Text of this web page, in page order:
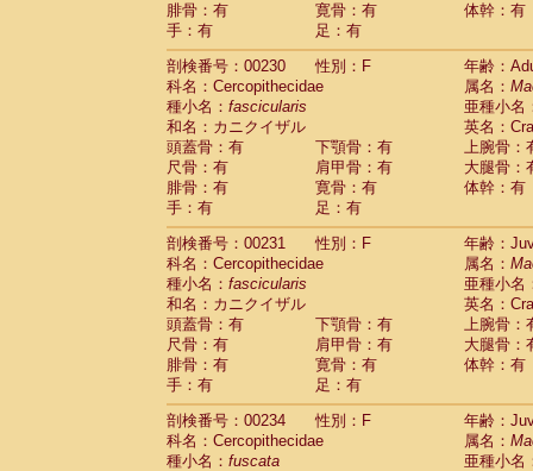
腓骨：有
寛骨：有
体幹：有
手：有
足：有
剖検番号：00230
性別：F
年齢：
科名：Cercopithecidae
属名：
種小名： fascicularis
亜種小名
和名：カニクイザル
英名：
頭蓋骨：有
下顎骨：有
上腕骨：
尺骨：有
肩甲骨：有
大腿骨：
腓骨：有
寛骨：有
体幹：有
手：有
足：有
剖検番号：00231
性別：F
年齢：
科名：Cercopithecidae
属名：
種小名： fascicularis
亜種小名
和名：カニクイザル
英名：
頭蓋骨：有
下顎骨：有
上腕骨：
尺骨：有
肩甲骨：有
大腿骨：
腓骨：有
寛骨：有
体幹：有
手：有
足：有
剖検番号：00234
性別：F
年齢：
科名：Cercopithecidae
属名：
種小名： fuscata
亜種小名